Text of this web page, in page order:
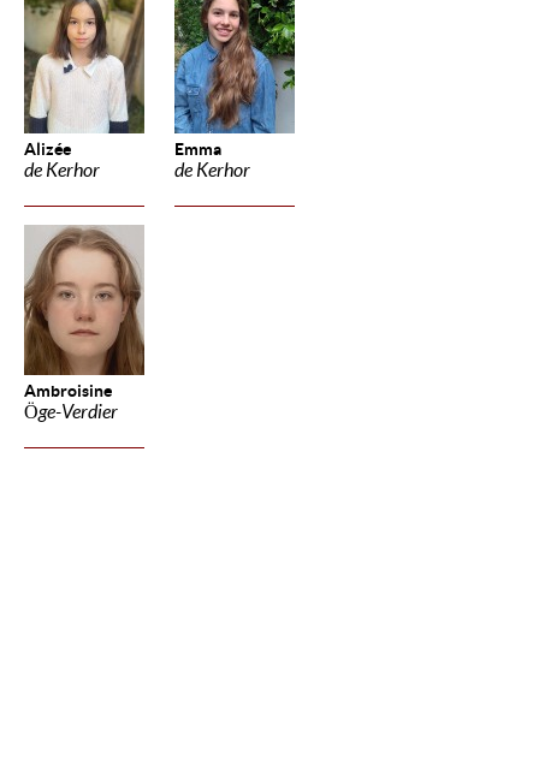
Alizée
de Kerhor
Emma
de Kerhor
Ambroisine
Öge-Verdier